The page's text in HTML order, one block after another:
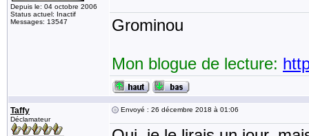
Depuis le: 04 octobre 2006
Status actuel: Inactif
Messages: 13547
Grominou
Mon blogue de lecture:
Taffy
Déclamateur
Envoyé : 26 décembre 2018 à 01:06